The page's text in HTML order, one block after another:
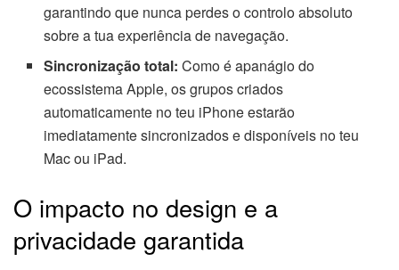
garantindo que nunca perdes o controlo absoluto
sobre a tua experiência de navegação.
Sincronização total: Como é apanágio do
ecossistema Apple, os grupos criados
automaticamente no teu iPhone estarão
imediatamente sincronizados e disponíveis no teu
Mac ou iPad.
O impacto no design e a
privacidade garantida